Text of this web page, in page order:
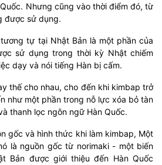
Nhưng cũng vào thời điểm đó, từ
được sử dụng.
tự tại Nhật Bản là một phần của
sử dụng trong thời kỳ Nhật chiếm
dạy và nói tiếng Hàn bị cấm.
thế cho nhau, cho đến khi kimbap trở
như một phần trong nỗ lực xóa bỏ tàn
thanh lọc ngôn ngữ Hàn Quốc.
gốc và hình thức khi làm kimbap, Một
là nguồn gốc từ norimaki - một biến
Bản được giới thiệu đến Hàn Quốc